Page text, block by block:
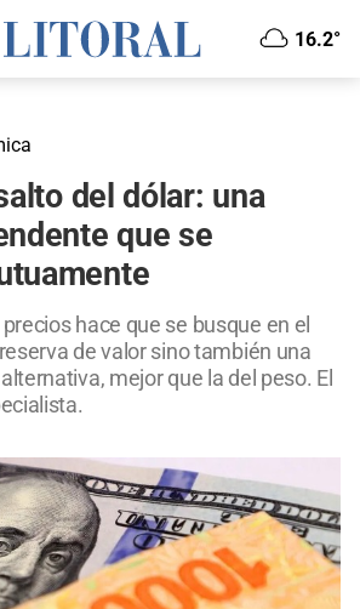
16.2°
del dólar: una
que se
hace que se busque en el
de valor sino también una
mejor que la del peso. El